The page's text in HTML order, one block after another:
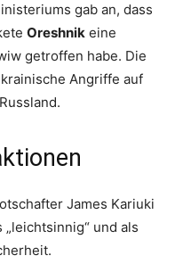
gab an, dass
Oreshnik eine
getroffen habe. Die
Angriffe auf
James Kariuki
und als